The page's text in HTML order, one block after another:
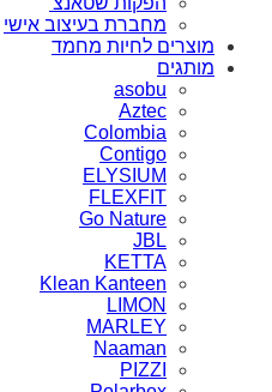
מחברת בעיצוב אישי
מוצרים לחיות מחמד
מותגים
asobu
Aztec
Colombia
Contigo
ELYSIUM
FLEXFIT
Go Nature
JBL
KETTA
Klean Kanteen
LIMON
MARLEY
Naaman
PIZZI